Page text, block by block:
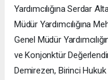
Yardımcılığına Serdar
Müdür Yardımcılığına
Genel Müdür
ve Konjonktür
Demirezen, Birinci